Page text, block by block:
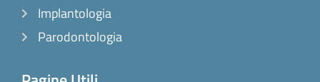
Implantologia
Parodontologia